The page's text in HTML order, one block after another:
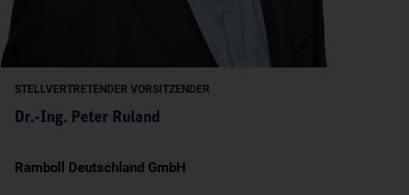
STELLVERTRETENDER VORSITZENDER
Dr.-Ing. Peter Ruland
Ramboll Deutschland GmbH